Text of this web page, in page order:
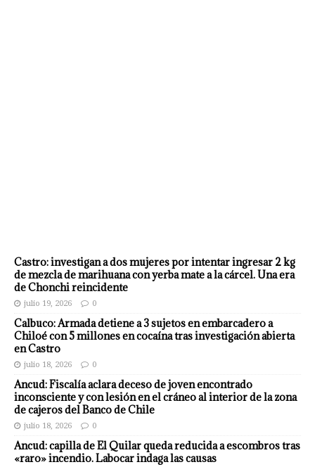
Castro: investigan a dos mujeres por intentar ingresar 2 kg
de mezcla de marihuana con yerba mate a la cárcel. Una era
de Chonchi reincidente
julio 19, 2026 0
Calbuco: Armada detiene a 3 sujetos en embarcadero a
Chiloé con 5 millones en cocaína tras investigación abierta
en Castro
julio 18, 2026 0
Ancud: Fiscalía aclara deceso de joven encontrado
inconsciente y con lesión en el cráneo al interior de la zona
de cajeros del Banco de Chile
julio 18, 2026 0
Ancud: capilla de El Quilar queda reducida a escombros tras
«raro» incendio. Labocar indaga las causas